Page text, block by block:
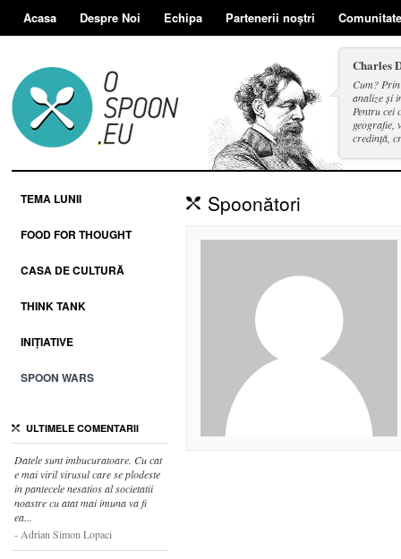
Acasa Despre Noi Echipa Partenerii noștri
Charles
Cum?
analize și
Pentru cei
geografie,
credință,
TEMA LUNII
FOOD FOR THOUGHT
CASA DE CULTURĂ
THINK TANK
INIȚIATIVE
SPOON WARS
ULTIMELE COMENTARII
Datele sunt imbucuratoare. Cu cat
e mai viril virusul care se plodeste
in pantecele nesatios al societatii
noastre cu atat mai imuna va fi
ea...
Adrian Simon Lopaci
Spoonători